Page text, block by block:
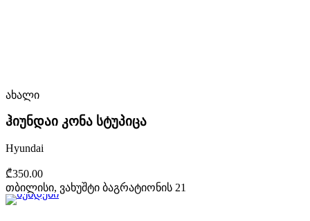
ახალი
ჰიუნდაი კონა სტუპიცა
Hyundai
₾350.00
თბილისი, ვახუშტი ბაგრატიონის 21